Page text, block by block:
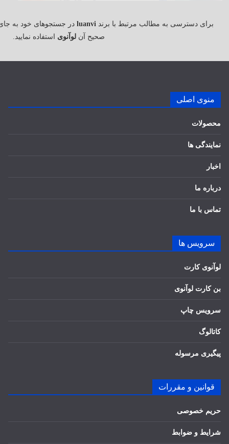
برای دسترسی به مطالب مرتبط با برندluanvi در جستجوهای خود به
صحیح آنلوآنوی استفاده نمایید.
منوی اصلی
محصولات
نمایندگی ها
اخبار
درباره ما
تماس با ما
سرویس ها
لوآنوی کارت
بن کارت لوآنوی
سرویس چاپ
کاتالوگ
پیگیری مرسوله
قوانین و مقررات
حریم خصوصی
شرایط و ضوابط